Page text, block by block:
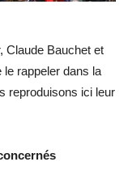
Claude Bauchet et
le rappeler dans la
reproduisons ici leur